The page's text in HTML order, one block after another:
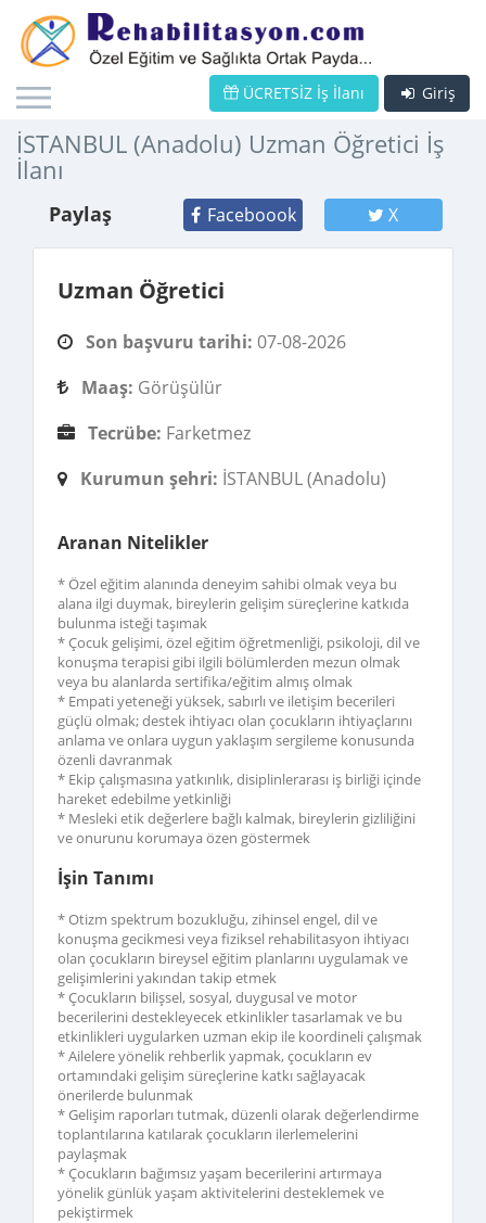
Giriş
ÜCRETSİZ İş İlanı
İSTANBUL (Anadolu) Uzman Öğretici İş
İlanı
Paylaş Faceboook X
Uzman Öğretici
Son başvuru tarihi: 07-08-2026
Maaş: Görüşülür
Tecrübe: Farketmez
Kurumun şehri: İSTANBUL (Anadolu)
Aranan Nitelikler
* Özel eğitim alanında deneyim sahibi olmak veya bu
alana ilgi duymak, bireylerin gelişim süreçlerine katkıda
bulunma isteği taşımak
* Çocuk gelişimi, özel eğitim öğretmenliği, psikoloji, dil ve
konuşma terapisi gibi ilgili bölümlerden mezun olmak
veya bu alanlarda sertifika/eğitim almış olmak
* Empati yeteneği yüksek, sabırlı ve iletişim becerileri
güçlü olmak; destek ihtiyacı olan çocukların ihtiyaçlarını
anlama ve onlara uygun yaklaşım sergileme konusunda
özenli davranmak
* Ekip çalışmasına yatkınlık, disiplinlerarası iş birliği içinde
hareket edebilme yetkinliği
* Mesleki etik değerlere bağlı kalmak, bireylerin gizliliğini
ve onurunu korumaya özen göstermek
İşin Tanımı
* Otizm spektrum bozukluğu, zihinsel engel, dil ve
konuşma gecikmesi veya fiziksel rehabilitasyon ihtiyacı
olan çocukların bireysel eğitim planlarını uygulamak ve
gelişimlerini yakından takip etmek
* Çocukların bilişsel, sosyal, duygusal ve motor
becerilerini destekleyecek etkinlikler tasarlamak ve bu
etkinlikleri uygularken uzman ekip ile koordineli çalışmak
* Ailelere yönelik rehberlik yapmak, çocukların ev
ortamındaki gelişim süreçlerine katkı sağlayacak
önerilerde bulunmak
* Gelişim raporları tutmak, düzenli olarak değerlendirme
toplantılarına katılarak çocukların ilerlemelerini
paylaşmak
* Çocukların bağımsız yaşam becerilerini artırmaya
yönelik günlük yaşam aktivitelerini desteklemek ve
pekiştirmek